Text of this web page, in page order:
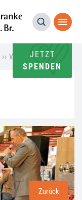
JETZT
SPENDEN
›› Wie andere helfen
Zurück